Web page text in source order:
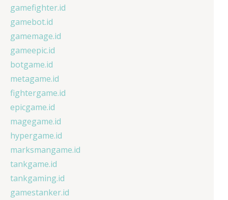
gamefighter.id
gamebot.id
gamemage.id
gameepic.id
botgame.id
metagame.id
fightergame.id
epicgame.id
magegame.id
hypergame.id
marksmangame.id
tankgame.id
tankgaming.id
gamestanker.id